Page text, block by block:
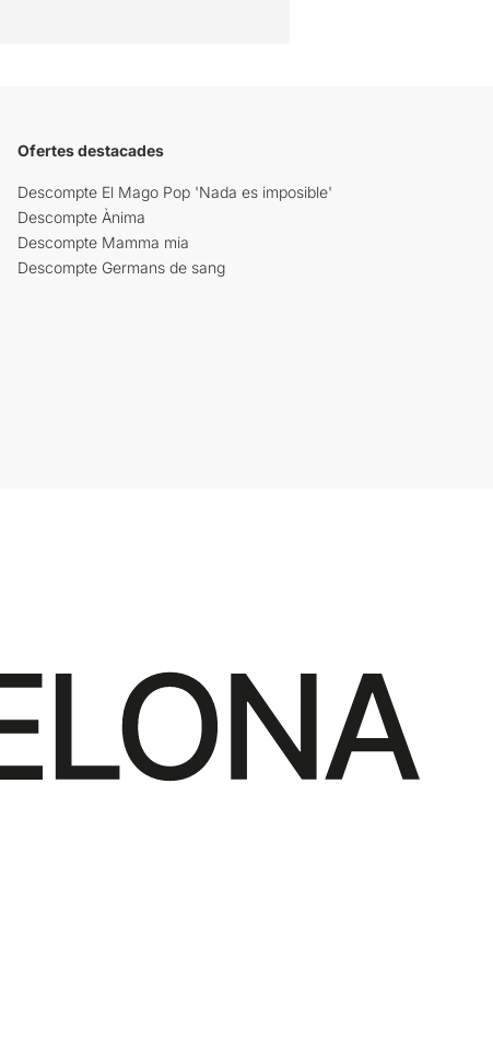
Ofertes destacades
Descompte El Mago Pop 'Nada es imposible'
Descompte Ànima
Descompte Mamma mia
Descompte Germans de sang